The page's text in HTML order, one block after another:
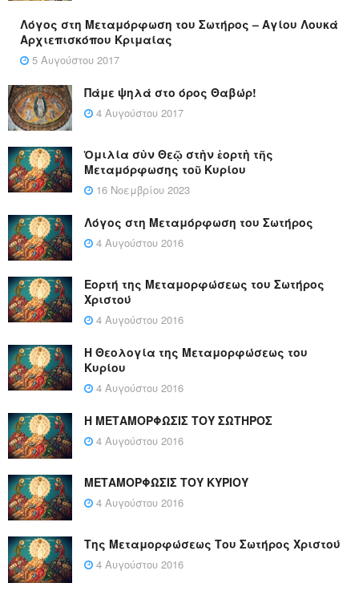
Λόγος στη Μεταμόρφωση του Σωτήρος – Αγίου Λουκά
Αρχιεπισκόπου Κριμαίας
5 Αυγούστου 2017
Πάμε ψηλά στο όρος Θαβώρ!
4 Αυγούστου 2017
Ὁμιλία σὺν Θεῷ στὴν ἑορτὴ τῆς
Μεταμόρφωσης τοῦ Κυρίου
16 Νοεμβρίου 2023
Λόγος στη Μεταμόρφωση του Σωτήρος
4 Αυγούστου 2016
Εορτή της Μεταμορφώσεως του Σωτήρος
Χριστού
4 Αυγούστου 2016
Η Θεολογία της Μεταμορφώσεως του
Κυρίου
4 Αυγούστου 2016
Η ΜΕΤΑΜΟΡΦΩΣΙΣ ΤΟΥ ΣΩΤΗΡΟΣ
4 Αυγούστου 2016
ΜΕΤΑΜΟΡΦΩΣΙΣ ΤΟΥ ΚΥΡΙΟΥ
4 Αυγούστου 2016
Της Μεταμορφώσεως Του Σωτήρος Χριστού
4 Αυγούστου 2016